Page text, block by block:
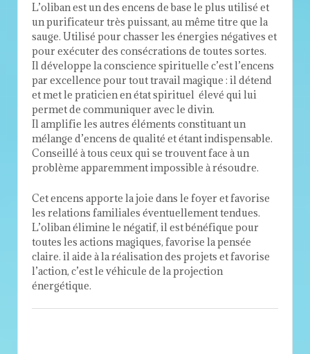
L’oliban est un des encens de base le plus utilisé et
un purificateur très puissant, au même titre que la
sauge. Utilisé pour chasser les énergies négatives et
pour exécuter des consécrations de toutes sortes.
Il développe la conscience spirituelle c’est l’encens
par excellence pour tout travail magique : il détend
et met le praticien en état spirituel élevé qui lui
permet de communiquer avec le divin.
Il amplifie les autres éléments constituant un
mélange d’encens de qualité et étant indispensable.
Conseillé à tous ceux qui se trouvent face à un
problème apparemment impossible à résoudre.
Cet encens apporte la joie dans le foyer et favorise
les relations familiales éventuellement tendues.
L’oliban élimine le négatif, il est bénéfique pour
toutes les actions magiques, favorise la pensée
claire. il aide à la réalisation des projets et favorise
l’action, c’est le véhicule de la projection
énergétique.